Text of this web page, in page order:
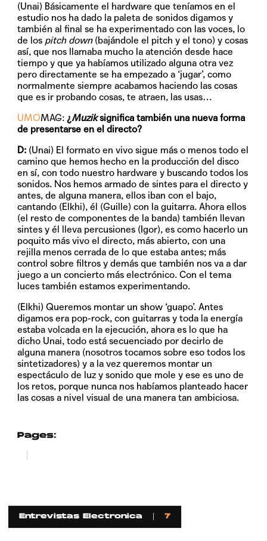
(Unai) Básicamente el hardware que teníamos en el
estudio nos ha dado la paleta de sonidos digamos y
también al final se ha experimentado con las voces, lo
de los pitch down(bajándole el pitch y el tono) y cosas
así, que nos llamaba mucho la atención desde hace
tiempo y que ya habíamos utilizado alguna otra vez
pero directamente se ha empezado a ‘jugar’, como
normalmente siempre acabamos haciendo las cosas
que es ir probando cosas, te atraen, las usas…
UMOMAG: ¿Muziksignifica también una nueva forma
de presentarse en el directo?
D: (Unai) El formato en vivo sigue más o menos todo el
camino que hemos hecho en la producción del disco
en sí, con todo nuestro hardware y buscando todos los
sonidos. Nos hemos armado de sintes para el directo y
antes, de alguna manera, ellos iban con el bajo,
cantando (Elkhi), él (Guille) con la guitarra. Ahora ellos
(el resto de componentes de la banda) también llevan
sintes y él lleva percusiones (Igor), es como hacerlo un
poquito más vivo el directo, más abierto, con una
rejilla menos cerrada de lo que estaba antes; más
control sobre filtros y demás que también nos va a dar
juego a un concierto más electrónico. Con el tema
luces también estamos experimentando.
(Elkhi) Queremos montar un show ‘guapo’. Antes
digamos era pop-rock, con guitarras y toda la energía
estaba volcada en la ejecución, ahora es lo que ha
dicho Unai, todo está secuenciado por decirlo de
alguna manera (nosotros tocamos sobre eso todos los
sintetizadores) y a la vez queremos montar un
espectáculo de luz y sonido que mole y ese es uno de
los retos, porque nunca nos habíamos planteado hacer
las cosas a nivel visual de una manera tan ambiciosa.
Pages:
1
Entrevistas Electronica 7